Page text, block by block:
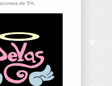
de 5%.